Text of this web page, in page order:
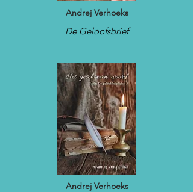
Andrej Verhoeks
De Geloofsbrief
Andrej Verhoeks